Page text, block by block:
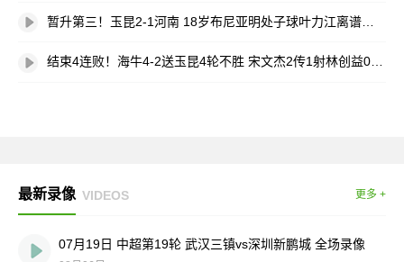
暂升第三！玉昆2-1河南 18岁布尼亚明处子球叶力江离谱梦游送礼
结束4连败！海牛4-2送玉昆4轮不胜 宋文杰2传1射林创益0度角破门
最新录像 VIDEOS 更多 +
07月19日 中超第19轮 武汉三镇vs深圳新鹏城 全场录像